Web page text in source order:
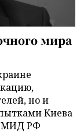
мира
но и
Киева
МИД РФ